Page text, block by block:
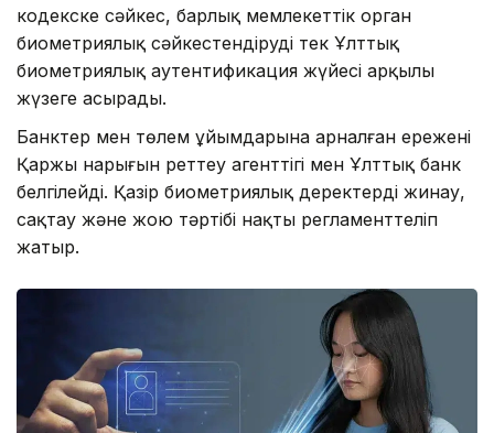
кодекске сәйкес, барлық мемлекеттік орган
биометриялық сәйкестендіруді тек Ұлттық
биометриялық аутентификация жүйесі арқылы
жүзеге асырады.
Банктер мен төлем ұйымдарына арналған ережені
Қаржы нарығын реттеу агенттігі мен Ұлттық банк
белгілейді. Қазір биометриялық деректерді жинау,
сақтау және жою тәртібі нақты регламенттеліп
жатыр.